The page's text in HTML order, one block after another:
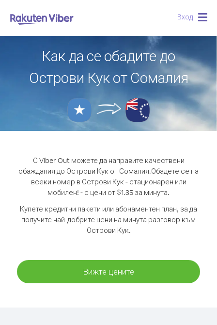
Вход
Как да се обадите до
Острови Кук от Сомалия
С Viber Out можете да направите качествени
обаждания до Острови Кук от Сомалия.Обадете се на
всеки номер в Острови Кук - стационарен или
мобилен! - с цени от $1.35 за минута.
Купете кредитни пакети или абонаментен план, за да
получите най-добрите цени на минута разговор към
Острови Кук.
Вижте цените